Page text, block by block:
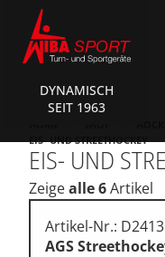
DYNAMISCH
SEIT 1963
EIS- UND STREETHOCKEY
EIS- UND
Zeigealle 6Artikel
Artikel-Nr.: D2413
AGS